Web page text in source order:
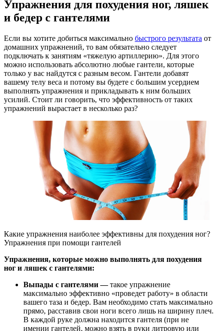
Упражнения для похудения ног, ляшек
и бедер с гантелями
Если вы хотите добиться максимально быстрого результата от
домашних упражнений, то вам обязательно следует
подключать к занятиям «тяжелую артиллерию». Для этого
можно использовать абсолютно любые гантели, которые
только у вас найдутся с разным весом. Гантели добавят
вашему телу веса и потому вы будете с большим усердием
выполнять упражнения и прикладывать к ним больших
усилий. Стоит ли говорить, что эффективность от таких
упражнений вырастает в несколько раз?
Какие упражнения наиболее эффективны для похудения ног?
Упражнения при помощи гантелей
Упражнения, которые можно выполнять для похудения
ног и ляшек с гантелями:
Выпады с гантелями —такое упражнение
максимально эффективно «проведет работу» в области
вашего таза и бедер. Вам необходимо стать максимально
прямо, расставив свои ноги всего лишь на ширину плеч.
В каждой руке должна находится гантеля (при не
имении гантелей, можно взять в руки литровую или